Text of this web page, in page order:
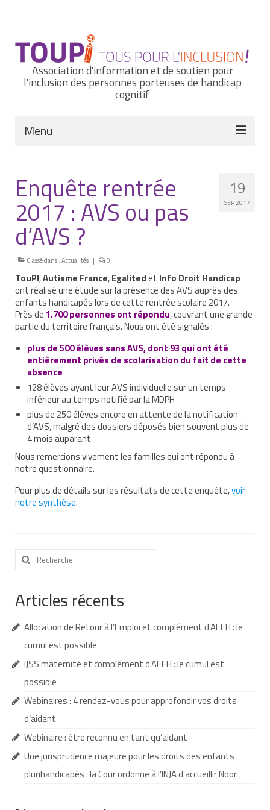
Association d'information et de soutien pour
l'inclusion des personnes porteuses de handicap
cognitif
Menu
Nous connaître
Notre histoire
Nos missions et nos valeurs
Notre équipe
Nous contacter
Nos partenaires
Nos livres adaptés
Soins bucco-dentaires
Les troubles sensoriels
Aide aux démarches
Dossier MDPH
Projet de vie
Demande d’allocations
Demande d’orientation
Autres aides financières
Aides municipales
Aides destinées aux fonctionnaires
Aide exceptionnelle sécurité sociale
Aide aux démarches relatives à la
scolarisation
Education nationale : ASH
décision favorable
19
SEP 2017
Enquête rentrée
2017 : AVS ou pas
d’AVS ?
Classé dans :Actualités | 0
TouPI,Autisme France,Egalitedet Info Droit Handicap
ont réalisé une étude sur la présence des AVS auprès des
enfants handicapés lors de cette rentrée scolaire 2017.
Près de 1.700 personnes ont répondu, couvrant une grande
partie du territoire français. Nous ont été signalés :
plus de 500 élèves sans AVS, dont 93 qui ont été
entièrement privés de scolarisation du fait de cette
absence
128 élèves ayant leur AVS individuelle sur un temps
inférieur au temps notifié par la MDPH
plus de 250 élèves encore en attente de la notification
d’AVS, malgré des dossiers déposés bien souvent plus de
4 mois auparant
Nous remercions vivement les familles qui ont répondu à
notre questionnaire.
Pour plus de détails sur les résultats de cette enquête,voir
notre synthèse.
Rechercher
:
Articles récents
Allocation de Retour à l’Emploi et complément d’AEEH : le
cumul est possible
IJSS maternité et complément d’AEEH : le cumul est
possible
Webinaires : 4 rendez-vous pour approfondir vos droits
d’aidant
Webinaire : être reconnu en tant qu’aidant
Une jurisprudence majeure pour les droits des enfants
plurihandicapés : la Cour ordonne à l’INJA d’accueillir Noor